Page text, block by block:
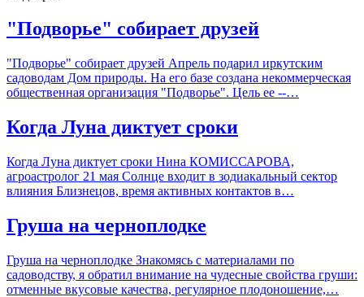
"Подворье" собирает друзей
"Подворье" собирает друзей Апрель подарил иркутским
садоводам Дом природы. На его базе создана некоммерческая
общественная организация "Подворье". Цель ее --…
Когда Луна диктует сроки
Когда Луна диктует сроки Нина КОМИССАРОВА,
агроастролог 21 мая Солнце входит в зодиакальный сектор
влияния Близнецов, время активных контактов в…
Груша на черноплодке
Груша на черноплодке Знакомясь с материалами по
садоводству, я обратил внимание на чудесные свойства груши:
отменные вкусовые качества, регулярное плодоношение,…